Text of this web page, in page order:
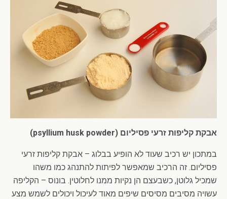
אבקת קליפות זרעי פסיליום (psyllium husk powder)
במתכון יש רכיב שעוד לא הופיע בבלוג – אבקת קליפות זרעי
פסיליום. זה הרכיב שמאפשר לפיתות להתנהג כמו משהו
שמכיל גלוטן, כשבעצם הן נקיות ממנו לחלוטין. בונוס – הקליפה
עשויה מסיבים מסיסים שיפים מאוד לעיכול ויכולים לשמש מצע